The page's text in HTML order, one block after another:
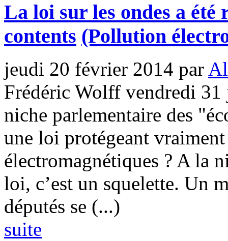
La loi sur les ondes a été
contents (Pollution
jeudi 20 février 2014 par
Frédéric Wolff vendredi 31
niche parlementaire des
une loi protégeant vraiment
électromagnétiques ? A la
loi, c’est un squelette. Un
députés se (...)
suite